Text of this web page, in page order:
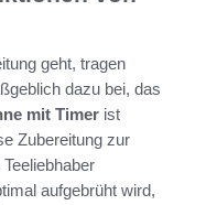
geht, tragen
dazu bei, das
mit Timer ist
Zubereitung zur
aufgebrüht wird,